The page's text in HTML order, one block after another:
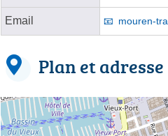
Email mouren-
Plan et adresse